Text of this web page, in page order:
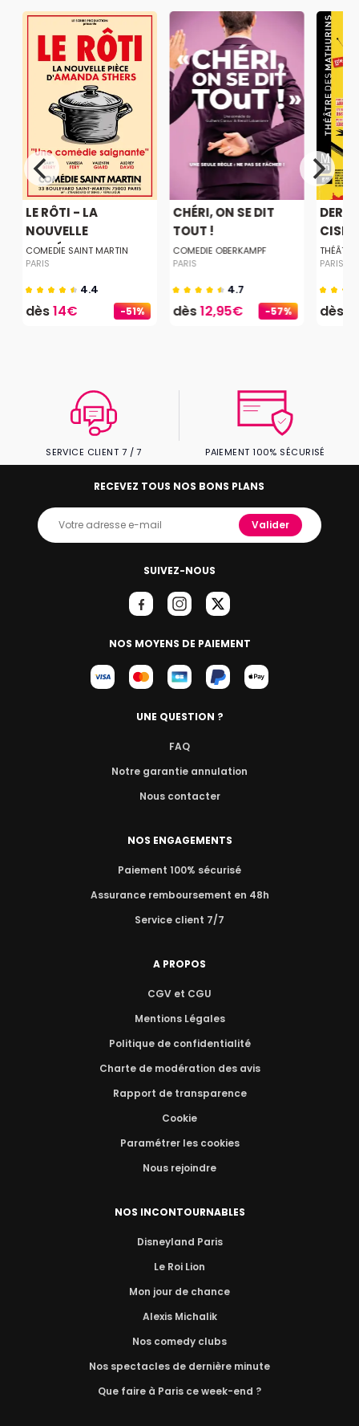
-51%
LE RÔTI - LA
NOUVELLE
COMÉDIE...
COMEDIE SAINT MARTIN
PARIS
4.4
dès14€ -57%
CHÉRI, ON SE DIT
TOUT !
COMEDIE OBERKAMPF
PARIS
4.7
dès12,95€
PARIS
dès
SERVICE CLIENT 7 / 7 PAIEMENT 100% SÉCURISÉ
SUIVEZ-NOUS
NOS MOYENS DE PAIEMENT
RECEVEZ TOUS NOS BONS PLANS
Valider
UNE QUESTION ?
FAQ
Notre garantie annulation
Nous contacter
NOS ENGAGEMENTS
Paiement 100% sécurisé
Assurance remboursement en 48h
Service client 7/7
A PROPOS
CGV et CGU
Mentions Légales
Politique de confidentialité
Charte de modération des avis
Rapport de transparence
Cookie
Paramétrer les cookies
Nous rejoindre
NOS INCONTOURNABLES
Disneyland Paris
Le Roi Lion
Mon jour de chance
Alexis Michalik
Nos comedy clubs
Nos spectacles de dernière minute
Que faire à Paris ce week-end ?